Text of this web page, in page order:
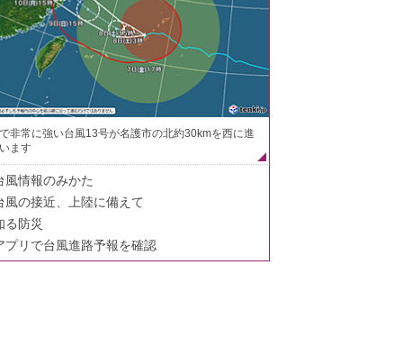
非常に強い台風13号が名護市の北約30kmを西に進
ます
風情報のみかた
風の接近、上陸に備えて
る防災
プリで台風進路予報を確認